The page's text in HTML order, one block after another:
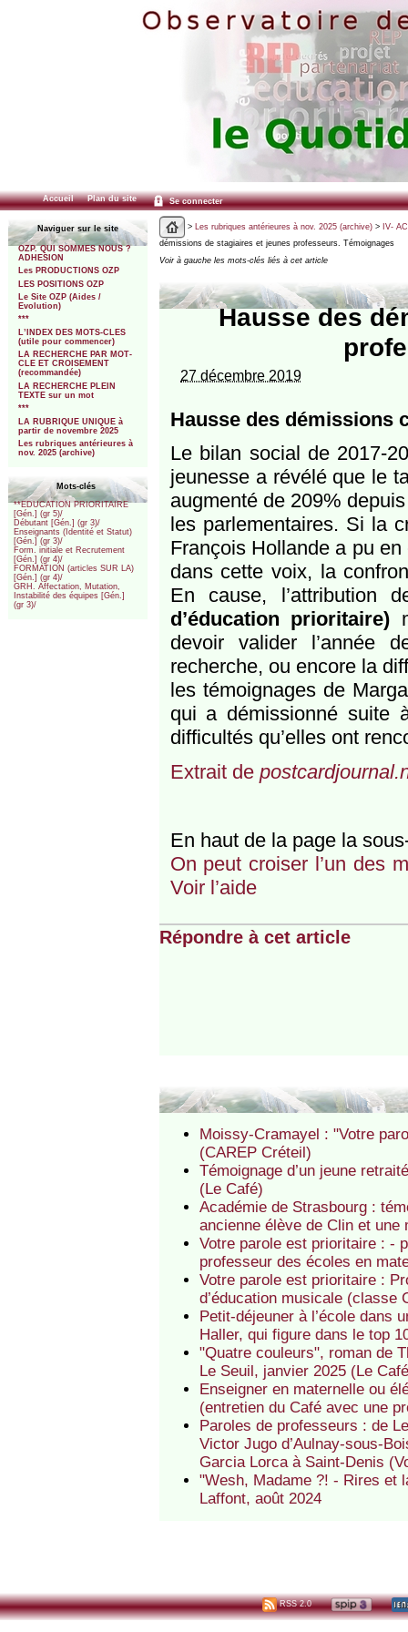
Accueil Plan du site Se connecter
Naviguer sur le site
OZP. QUI SOMMES NOUS ?
ADHESION
Les PRODUCTIONS OZP
LES POSITIONS OZP
Le Site OZP (Aides /
Evolution)
***
L’INDEX DES MOTS-CLES
(utile pour commencer)
LA RECHERCHE PAR MOT-
CLE ET CROISEMENT
(recommandée)
LA RECHERCHE PLEIN
TEXTE sur un mot
***
LA RUBRIQUE UNIQUE à
partir de novembre 2025
Les rubriques antérieures à
nov. 2025 (archive)
Mots-clés
**EDUCATION PRIORITAIRE
[Gén.] (gr 5)/
Débutant [Gén.] (gr 3)/
Enseignants (Identité et Statut)
[Gén.] (gr 3)/
Form. initiale et Recrutement
[Gén.] (gr 4)/
FORMATION (articles SUR LA)
[Gén.] (gr 4)/
GRH. Affectation, Mutation,
Instabilité des équipes [Gén.]
(gr 3)/
> Les rubriques antérieures à nov. 2025 (archive)> IV-
démissions de stagiaires et jeunes professeurs. Témoignages
Voir à gauche les mots-clés liés à cet article
Hausse des
27 décembre 2019
Hausse des démissions
Le bilan social de 2017-
jeunesse a révélé que le
augmenté de 209%
les parlementaires. Si la
François Hollande a pu
dans cette voix, la
En cause, l’attribution
d’éducation prioritaire)
devoir valider l’année
recherche, ou encore la
les témoignages de
qui a démissionné suite
difficultés qu’elles ont
Extrait de
En haut de la page la
On peut croiser l’un des
Voir l’aide
Répondre à cet article
Moissy-Cramayel : "Votre
(CAREP Créteil)
Témoignage d’un jeune
(Le Café)
Académie de Strasbourg :
ancienne élève de Clin et
Votre parole est prioritaire : -
professeur des écoles en
Votre parole est prioritaire :
d’éducation musicale (classe
Petit-déjeuner à l’école dans
Haller, qui figure dans le top
"Quatre couleurs", roman de
Le Seuil, janvier 2025 (Le
Enseigner en maternelle ou
(entretien du Café avec une
Paroles de professeurs : de
Victor Jugo d’Aulnay-sous-
Garcia Lorca à Saint-Denis
"Wesh, Madame ?! - Rires et
Laffont, août 2024
RSS 2.0